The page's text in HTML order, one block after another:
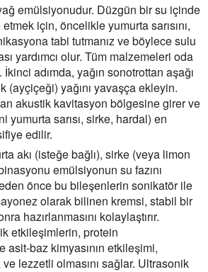
emülsiyonudur. Düzgün bir su içinde
için, öncelikle yumurta sarısını,
tabi tutmanız ve böylece sulu
yardımcı olur. Tüm malzemeleri oda
İkinci adımda, yağın sonotrottan aşağı
(ayçiçeği) yağını yavaşça ekleyin.
akustik kavitasyon bölgesine girer ve
yumurta sarısı, sirke, hardal) en
edilir.
akı (isteğe bağlı), sirke (veya limon
emülsiyonun su fazını
önce bu bileşenlerin sonikatör ile
olarak bilinen kremsi, stabil bir
hazırlanmasını kolaylaştırır.
etkileşimlerin, protein
asit-baz kimyasının etkileşimi,
lezzetli olmasını sağlar. Ultrasonik